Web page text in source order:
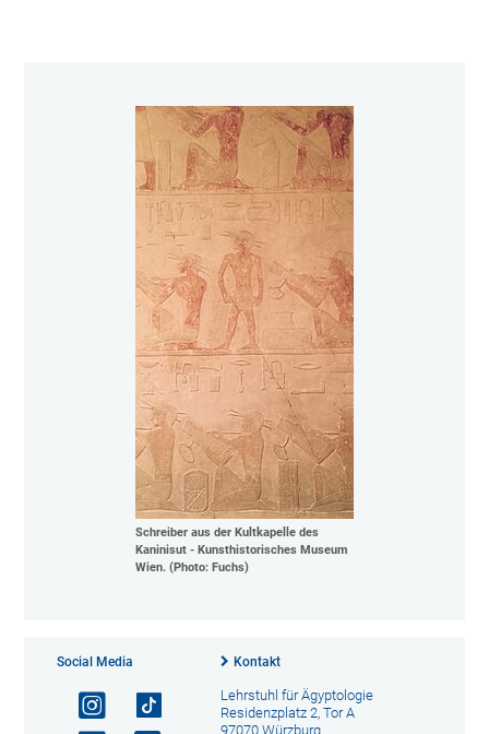
Schreiber aus der Kultkapelle des
Kaninisut - Kunsthistorisches Museum
Wien. (Photo: Fuchs)
Social Media Kontakt
Lehrstuhl für Ägyptologie
Residenzplatz 2, Tor A
97070 Würzburg